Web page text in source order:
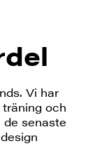
Vi har
och
senaste